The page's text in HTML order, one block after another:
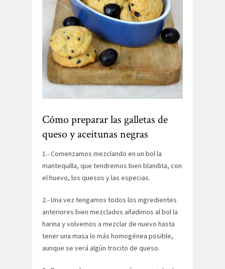
Cómo preparar las galletas de
queso y aceitunas negras
1.- Comenzamos mezclando en un bol la
mantequilla, que tendremos bien blandita, con
el huevo, los quesos y las especias.
2.- Una vez tengamos todos los ingredientes
anteriores bien mezclados añadimos al bol la
harina y volvemos a mezclar de nuevo hasta
tener una masa lo más homogénea posible,
aunque se verá algún trocito de queso.